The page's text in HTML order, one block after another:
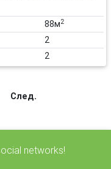
88м2
2
2
След.
networks!